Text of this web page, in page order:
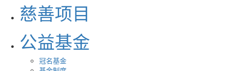
慈善项目
公益基金
冠名基金